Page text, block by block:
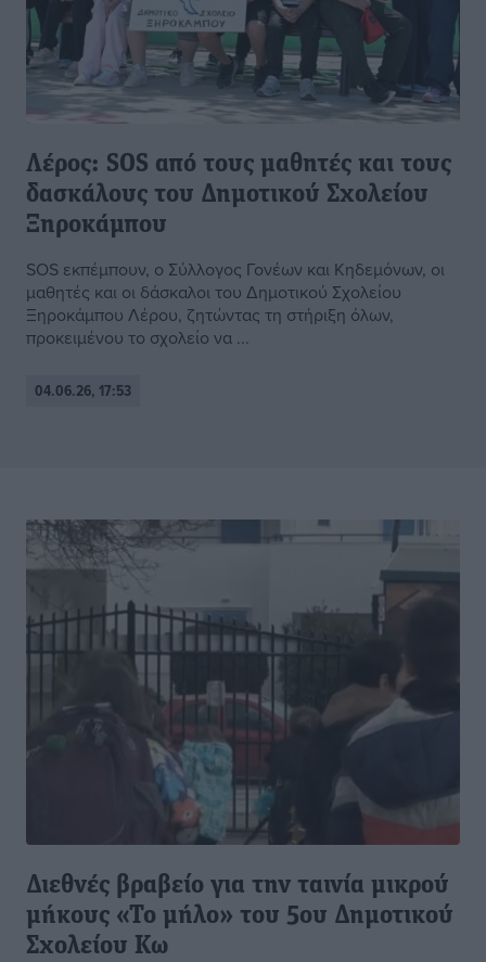
Λέρος: SOS από τους μαθητές και τους
δασκάλους του Δημοτικού Σχολείου
Ξηροκάμπου
SOS εκπέμπουν, ο Σύλλογος Γονέων και Κηδεμόνων, οι
μαθητές και οι δάσκαλοι του Δημοτικού Σχολείου
Ξηροκάμπου Λέρου, ζητώντας τη στήριξη όλων,
προκειμένου το σχολείο να ...
04.06.26, 17:53
Διεθνές βραβείο για την ταινία μικρού
μήκους «Το μήλο» του 5ου Δημοτικού
Σχολείου Κω